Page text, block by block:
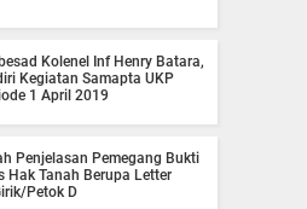
Kolenel Inf Henry Batara,
Kegiatan Samapta UKP
1 April 2019
Penjelasan Pemegang Bukti
Hak Tanah Berupa Letter
Petok D